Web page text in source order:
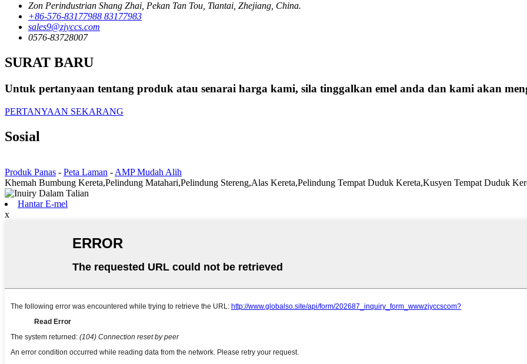
Zon Perindustrian Shang Zhai, Pekan Tan Tou, Tiantai, Zhejiang, China.
+86-576-83177988 83177983
sales9@zjyccs.com
0576-83728007
SURAT BARU
Untuk pertanyaan tentang produk atau senarai harga kami, sila tinggalkan emel anda dan kami akan
PERTANYAAN SEKARANG
Sosial
Produk Panas - Peta Laman - AMP Mudah Alih
Khemah Bumbung Kereta,Pelindung Matahari,Pelindung Stereng,Alas Kereta,Pelindung Tempat Duduk Kereta,Kusyen Tempat Duduk
Hantar E-mel
x